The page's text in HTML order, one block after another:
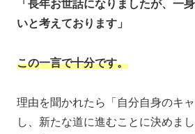
「長年お世話になりましたが、一
いと考えております」
この一言で十分です。
理由を聞かれたら「自分自身のキ
し、新たな道に進むことに決めま